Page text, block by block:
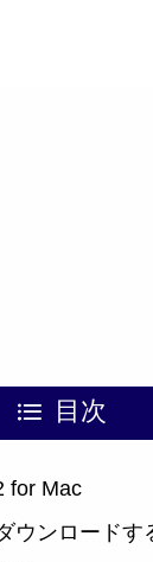
目次
for Mac
ウンロードす